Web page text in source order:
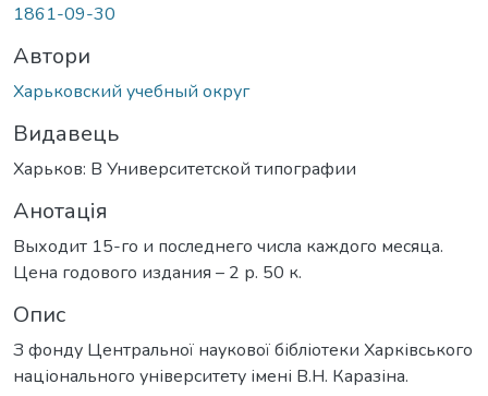
1861-09-30
Автори
Харьковский учебный округ
Видавець
Харьков: В Университетской типографии
Анотація
Выходит 15-го и последнего числа каждого месяца.
Цена годового издания – 2 р. 50 к.
Опис
З фонду Центральної наукової бібліотеки Харківського
національного університету імені В.Н. Каразіна.